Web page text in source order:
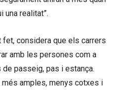
una realitat”.
fet, considera que els carrers
amb les persones com a
passeig, pas i estança.
més amples, menys cotxes i